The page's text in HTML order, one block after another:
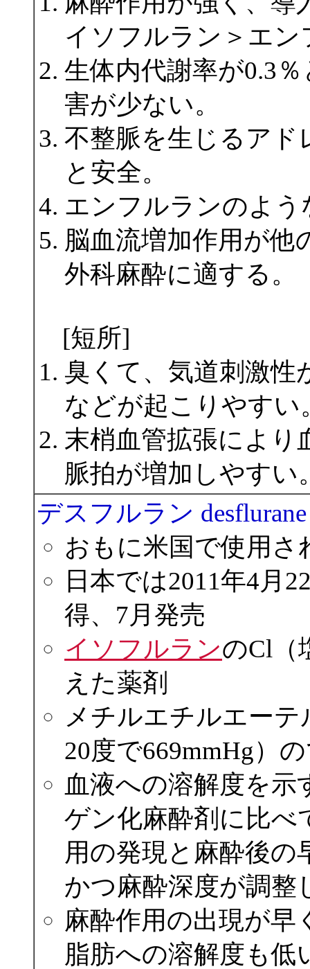
イソフルラン＞エ
生体内代謝率が0.3
害が少ない。
不整脈を生じるアド
と安全。
エンフルランのよ
脳血流増加作用が他
外科麻酔に適する。
[短所]
臭くて、気道刺激性
などが起こりやすい
末梢血管拡張により
脈拍が増加しやすい
デスフルラン desflurane
おもに米国で使用さ
日本では2011年4月
得、7月発売
イソフルランのCl（
えた薬剤
メチルエチルエー
20度で669mmHg）
血液への溶解度を
ゲン化麻酔剤に比べ
用の発現と麻酔後の
かつ麻酔深度が調整
麻酔作用の出現が早
脂肪への溶解度も低